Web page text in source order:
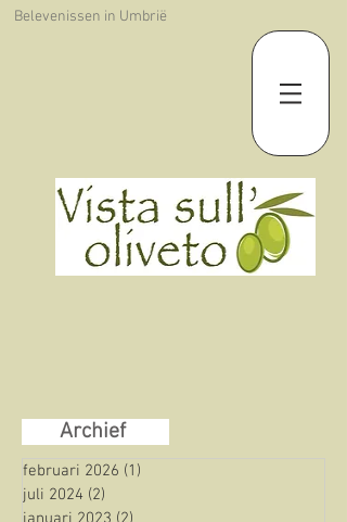
Belevenissen in Umbrië
Archief
februari 2026 (1)
juli 2024 (2)